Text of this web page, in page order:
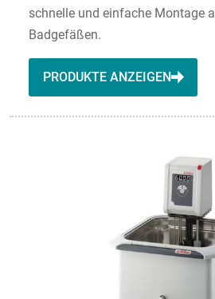
schnelle und einfache Montage
Badgefäßen.
PRODUKTE ANZEIGEN